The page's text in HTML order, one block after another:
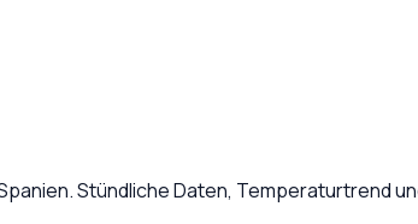
. Stündliche Daten, Temperaturtrend